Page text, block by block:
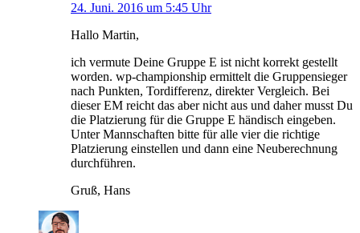
24. Juni. 2016 um 5:45 Uhr
Hallo Martin,
ich vermute Deine Gruppe E ist nicht korrekt gestellt
worden. wp-championship ermittelt die Gruppensieger
nach Punkten, Tordifferenz, direkter Vergleich. Bei
dieser EM reicht das aber nicht aus und daher musst Du
die Platzierung für die Gruppe E händisch eingeben.
Unter Mannschaften bitte für alle vier die richtige
Platzierung einstellen und dann eine Neuberechnung
durchführen.
Gruß, Hans